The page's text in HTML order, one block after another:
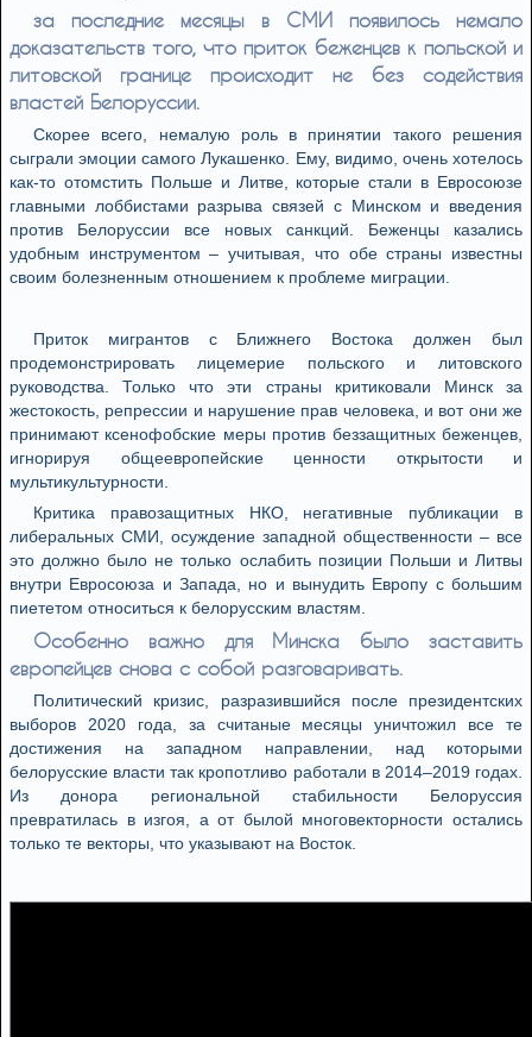
за последние месяцы в СМИ появилось немало
доказательств того, что приток беженцев к польской и
литовской границе происходит не без содействия
властей Белоруссии.
Скорее всего, немалую роль в принятии такого решения
сыграли эмоции самого Лукашенко. Ему, видимо, очень хотелось
как-то отомстить Польше и Литве, которые стали в Евросоюзе
главными лоббистами разрыва связей с Минском и введения
против Белоруссии все новых санкций. Беженцы казались
удобным инструментом – учитывая, что обе страны известны
своим болезненным отношением к проблеме миграции.
Приток мигрантов с Ближнего Востока должен был
продемонстрировать лицемерие польского и литовского
руководства. Только что эти страны критиковали Минск за
жестокость, репрессии и нарушение прав человека, и вот они же
принимают ксенофобские меры против беззащитных беженцев,
игнорируя общеевропейские ценности открытости и
мультикультурности.
Критика правозащитных НКО, негативные публикации в
либеральных СМИ, осуждение западной общественности – все
это должно было не только ослабить позиции Польши и Литвы
внутри Евросоюза и Запада, но и вынудить Европу с большим
пиететом относиться к белорусским властям.
Особенно важно для Минска было заставить
европейцев снова с собой разговаривать.
Политический кризис, разразившийся после президентских
выборов 2020 года, за считаные месяцы уничтожил все те
достижения на западном направлении, над которыми
белорусские власти так кропотливо работали в 2014–2019 годах.
Из донора региональной стабильности Белоруссия
превратилась в изгоя, а от былой многовекторности остались
только те векторы, что указывают на Восток.